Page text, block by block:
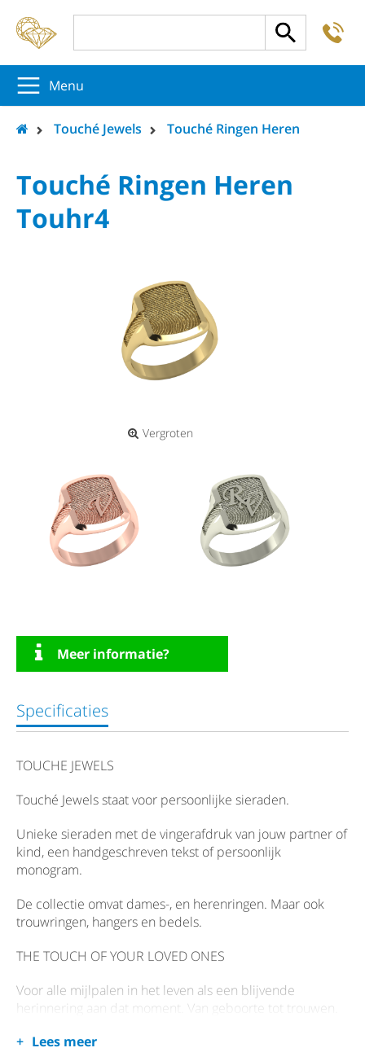
Menu
Touché Jewels Touché Ringen Heren
Touché Ringen Heren
Touhr4
Vergroten
Meer informatie?
Specificaties
TOUCHE JEWELS
Touché Jewels staat voor persoonlijke sieraden.
Unieke sieraden met de vingerafdruk van jouw partner of
kind, een handgeschreven tekst of persoonlijk
monogram.
De collectie omvat dames-, en herenringen. Maar ook
trouwringen, hangers en bedels.
THE TOUCH OF YOUR LOVED ONES
Voor alle mijlpalen in het leven als een blijvende
herinnering aan dat moment. Van geboorte tot trouwen.
Van de mooie momenten van het leven tot overlijden.
Lees meer